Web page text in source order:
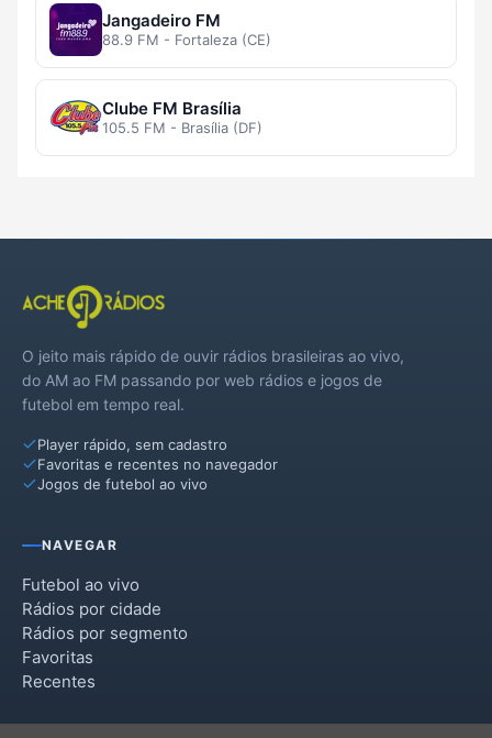
Jangadeiro FM
88.9 FM - Fortaleza (CE)
Clube FM Brasília
105.5 FM - Brasília (DF)
O jeito mais rápido de ouvir rádios brasileiras ao vivo,
do AM ao FM passando por web rádios e jogos de
futebol em tempo real.
Player rápido, sem cadastro
Favoritas e recentes no navegador
Jogos de futebol ao vivo
NAVEGAR
Futebol ao vivo
Rádios por cidade
Rádios por segmento
Favoritas
Recentes